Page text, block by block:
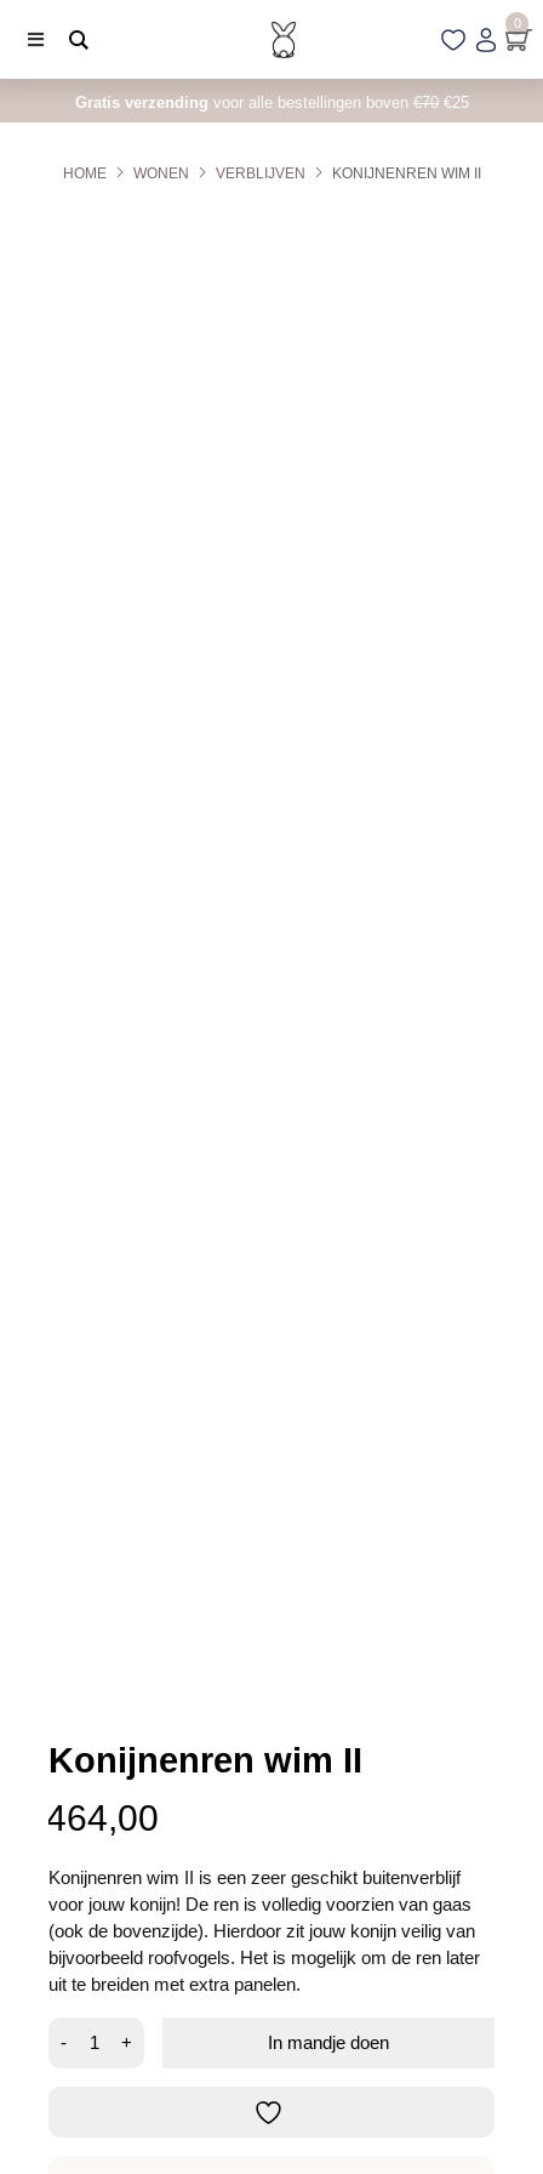
0
Gratis verzending voor alle bestellingen boven€70€25
HOME WONEN VERBLIJVEN KONIJNENREN WIM II
Konijnenren wim II
464,00
Konijnenren wim II is een zeer geschikt buitenverblijf
voor jouw konijn! De ren is volledig voorzien van gaas
(ook de bovenzijde). Hierdoor zit jouw konijn veilig van
bijvoorbeeld roofvogels. Het is mogelijk om de ren later
uit te breiden met extra panelen.
-
wim
+ In mandje doen